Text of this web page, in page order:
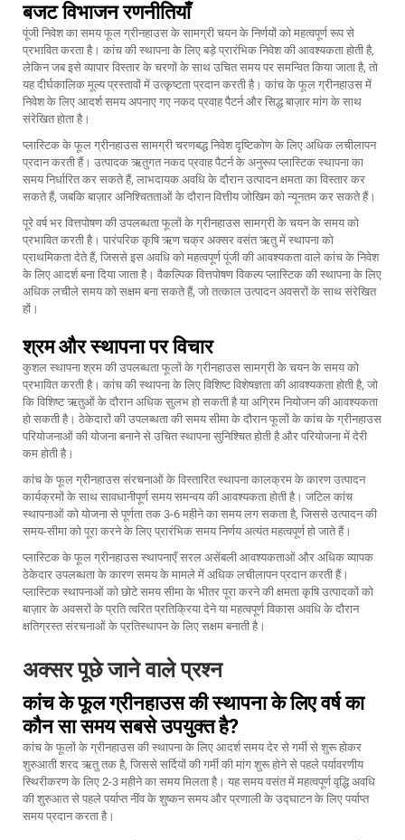
बजट विभाजन रणनीतियाँ
पूंजी निवेश का समय फूल ग्रीनहाउस के सामग्री चयन के निर्णयों को महत्वपूर्ण रूप से
प्रभावित करता है। कांच की स्थापना के लिए बड़े प्रारंभिक निवेश की आवश्यकता होती है,
लेकिन जब इसे व्यापार विस्तार के चरणों के साथ उचित समय पर समन्वित किया जाता है, तो
यह दीर्घकालिक मूल्य प्रस्तावों में उत्कृष्टता प्रदान करती है। कांच के फूल ग्रीनहाउस में
निवेश के लिए आदर्श समय अपनाए गए नकद प्रवाह पैटर्न और सिद्ध बाज़ार मांग के साथ
संरेखित होता है।
प्लास्टिक के फूल ग्रीनहाउस सामग्री चरणबद्ध निवेश दृष्टिकोण के लिए अधिक लचीलापन
प्रदान करती हैं। उत्पादक ऋतुगत नकद प्रवाह पैटर्न के अनुरूप प्लास्टिक स्थापना का
समय निर्धारित कर सकते हैं, लाभदायक अवधि के दौरान उत्पादन क्षमता का विस्तार कर
सकते हैं, जबकि बाज़ार अनिश्चितताओं के दौरान वित्तीय जोखिम को न्यूनतम कर सकते हैं।
पूरे वर्ष भर वित्तपोषण की उपलब्धता फूलों के ग्रीनहाउस सामग्री के चयन के समय को
प्रभावित करती है। पारंपरिक कृषि ऋण चक्र अक्सर वसंत ऋतु में स्थापना को
प्राथमिकता देते हैं, जिससे इस अवधि को महत्वपूर्ण पूंजी की आवश्यकता वाले कांच के निवेश
के लिए आदर्श बना दिया जाता है। वैकल्पिक वित्तपोषण विकल्प प्लास्टिक की स्थापना के लिए
अधिक लचीले समय को सक्षम बना सकते हैं, जो तत्काल उत्पादन अवसरों के साथ संरेखित
हों।
श्रम और स्थापना पर विचार
कुशल स्थापना श्रम की उपलब्धता फूलों के ग्रीनहाउस सामग्री के चयन के समय को
प्रभावित करती है। कांच की स्थापना के लिए विशिष्ट विशेषज्ञता की आवश्यकता होती है, जो
कि विशिष्ट ऋतुओं के दौरान अधिक सुलभ हो सकती है या अग्रिम नियोजन की आवश्यकता
हो सकती है। ठेकेदारों की उपलब्धता की समय सीमा के दौरान फूलों के कांच के ग्रीनहाउस
परियोजनाओं की योजना बनाने से उचित स्थापना सुनिश्चित होती है और परियोजना में देरी
कम होती है।
कांच के फूल ग्रीनहाउस संरचनाओं के विस्तारित स्थापना कालक्रम के कारण उत्पादन
कार्यक्रमों के साथ सावधानीपूर्ण समय समन्वय की आवश्यकता होती है। जटिल कांच
स्थापनाओं को योजना से पूर्णता तक 3-6 महीने का समय लग सकता है, जिससे उत्पादन की
समय-सीमा को पूरा करने के लिए प्रारंभिक समय निर्णय अत्यंत महत्वपूर्ण हो जाते हैं।
प्लास्टिक के फूल ग्रीनहाउस स्थापनाएँ सरल असेंबली आवश्यकताओं और अधिक व्यापक
ठेकेदार उपलब्धता के कारण समय के मामले में अधिक लचीलापन प्रदान करती हैं।
प्लास्टिक स्थापनाओं को छोटे समय सीमा के भीतर पूरा करने की क्षमता कृषि उत्पादकों को
बाज़ार के अवसरों के प्रति त्वरित प्रतिक्रिया देने या महत्वपूर्ण विकास अवधि के दौरान
क्षतिग्रस्त संरचनाओं के प्रतिस्थापन के लिए सक्षम बनाती है।
अक्सर पूछे जाने वाले प्रश्न
कांच के फूल ग्रीनहाउस की स्थापना के लिए वर्ष का
कौन सा समय सबसे उपयुक्त है?
कांच के फूलों के ग्रीनहाउस की स्थापना के लिए आदर्श समय देर से गर्मी से शुरू होकर
शुरुआती शरद ऋतु तक है, जिससे सर्दियों की गर्मी की मांग शुरू होने से पहले पर्यावरणीय
स्थिरीकरण के लिए 2-3 महीने का समय मिलता है। यह समय वसंत में महत्वपूर्ण वृद्धि अवधि
की शुरुआत से पहले पर्याप्त नींव के शुष्कन समय और प्रणाली के उद्घाटन के लिए पर्याप्त
समय प्रदान करता है।